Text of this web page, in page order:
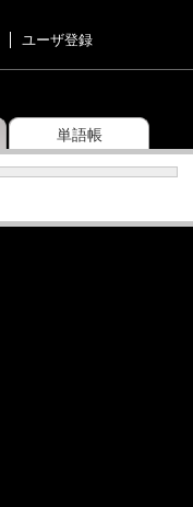
ユーザ登録
単語帳